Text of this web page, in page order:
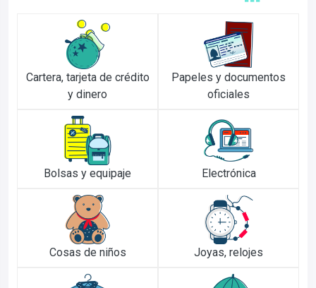
Cartera, tarjeta de crédito
y dinero
Papeles y documentos
oficiales
Bolsas y equipaje Electrónica
Cosas de niños Joyas, relojes